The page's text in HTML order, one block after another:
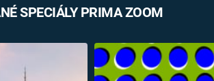
SPECIÁLY PRIMA ZOOM